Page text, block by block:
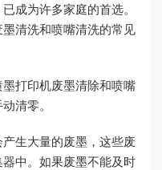
成为许多家庭的首选。
清洗和喷嘴清洗的常见
打印机废墨清除和喷嘴
清零。
生大量的废墨，这些废
中。如果废墨不能及时